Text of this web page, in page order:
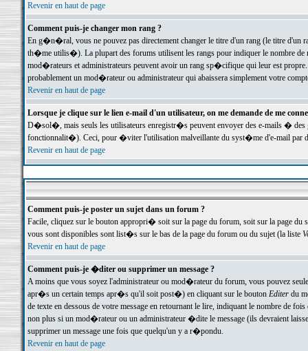
Revenir en haut de page
Comment puis-je changer mon rang ?
En g�n�ral, vous ne pouvez pas directement changer le titre d'un rang (le titre d'un
th�me utilis�). La plupart des forums utilisent les rangs pour indiquer le nombre de
mod�rateurs et administrateurs peuvent avoir un rang sp�cifique qui leur est
probablement un mod�rateur ou administrateur qui abaissera simplement votre
Revenir en haut de page
Lorsque je clique sur le lien e-mail d'un utilisateur, on me demande de me
D�sol�, mais seuls les utilisateurs enregistr�s peuvent envoyer des e-mails �
fonctionnalit�). Ceci, pour �viter l'utilisation malveillante du syst�me d'e-mail par
Revenir en haut de page
Comment puis-je poster un sujet dans un forum ?
Facile, cliquez sur le bouton appropri� soit sur la page du forum, soit sur la page du
vous sont disponibles sont list�s sur le bas de la page du forum ou du sujet (la liste
Revenir en haut de page
Comment puis-je �diter ou supprimer un message ?
A moins que vous soyez l'administrateur ou mod�rateur du forum, vous pouvez
apr�s un certain temps apr�s qu'il soit post�) en cliquant sur le bouton Editerdu
de texte en dessous de votre message en retournant le lire, indiquant le nombre
non plus si un mod�rateur ou un administrateur �dite le message (ils devraient
supprimer un message une fois que quelqu'un y a r�pondu.
Revenir en haut de page